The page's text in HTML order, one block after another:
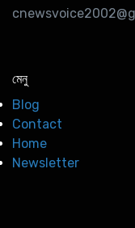
মেনু
Blog
Contact
Home
Newsletter